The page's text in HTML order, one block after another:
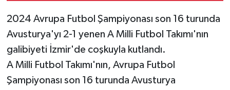
2024 Avrupa Futbol Şampiyonası son 16 turunda
Avusturya'yı 2-1 yenen A Milli Futbol Takımı'nın
galibiyeti İzmir'de coşkuyla kutlandı.
A Milli Futbol Takımı'nın, Avrupa Futbol
Şampiyonası son 16 turunda Avusturya